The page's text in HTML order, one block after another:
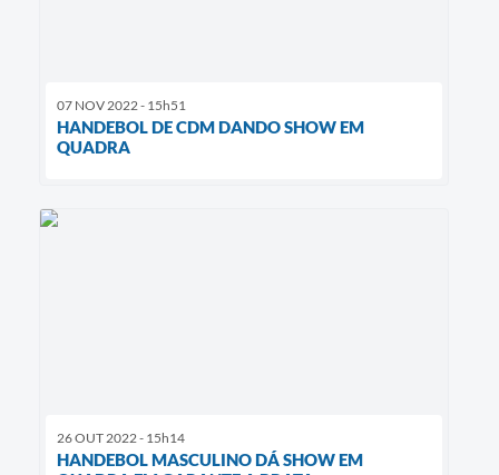
07 NOV 2022 - 15h51
HANDEBOL DE CDM DANDO SHOW EM
QUADRA
26 OUT 2022 - 15h14
HANDEBOL MASCULINO DÁ SHOW EM